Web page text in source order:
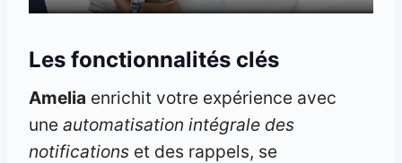
Les fonctionnalités clés
Amelia enrichit votre expérience avec
une automatisation intégrale des
notifications et des rappels, se